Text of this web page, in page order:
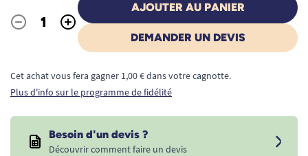
Quantité
- +
AJOUTER AU PANIER
DEMANDER UN DEVIS
Cet achat vous fera gagner 1,00 € dans votre cagnotte.
Plus d'info sur le programme de fidélité
Besoin d'un devis ?
Découvrir comment faire un devis